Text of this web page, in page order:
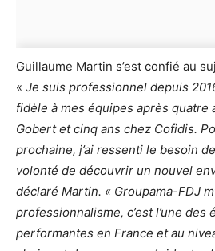
Guillaume Martin s’est confié au
« Je suis professionnel depuis
fidèle à mes équipes après quatre
Gobert et cinq ans chez Cofidis.
prochaine, j’ai ressenti le besoin
volonté de découvrir un nouvel
déclaré Martin. « Groupama-FDJ
professionnalisme, c’est l’une des
performantes en France et au